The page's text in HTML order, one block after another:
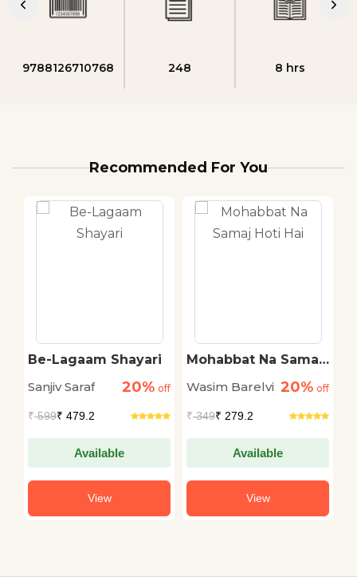
9788126710768 248 8 hrs
Recommended For You
Be-Lagaam Shayari
Sanjiv Saraf
20% off
₹599₹ 479.2
Available
View
Mohabbat Na Samaj
Wasim Barelvi 20% off
₹349₹ 279.2
Available
View